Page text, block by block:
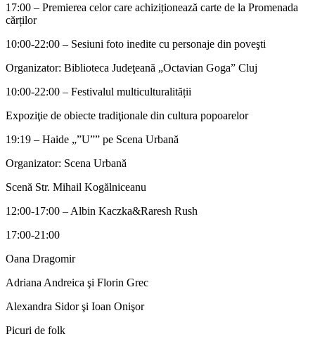
17:00 – Premierea celor care achiziționează carte de la Promenada
cărților
10:00-22:00 – Sesiuni foto inedite cu personaje din poveşti
Organizator: Biblioteca Judeţeană „Octavian Goga” Cluj
10:00-22:00 – Festivalul multiculturalității
Expoziţie de obiecte tradiţionale din cultura popoarelor
19:19 – Haide „”U”” pe Scena Urbană
Organizator: Scena Urbană
Scenă Str. Mihail Kogălniceanu
12:00-17:00 – Albin Kaczka&Raresh Rush
17:00-21:00
Oana Dragomir
Adriana Andreica şi Florin Grec
Alexandra Sidor şi Ioan Onişor
Picuri de folk